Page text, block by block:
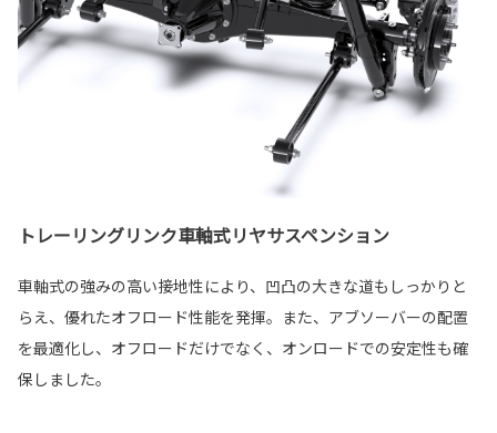
トレーリングリンク車軸式リヤサスペンション
車軸式の強みの高い接地性により、凹凸の大きな道もしっかりと
らえ、優れたオフロード性能を発揮。また、アブソーバーの配置
を最適化し、オフロードだけでなく、オンロードでの安定性も確
保しました。